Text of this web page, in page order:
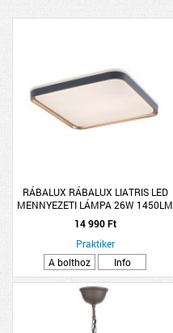
RÁBALUX RÁBALUX LIATRIS LED
MENNYEZETI LÁMPA 26W 1450LM
3000K IP20 39,5CM SZÜRKE-ARANY
14 990 Ft
Praktiker
A bolthoz
Info